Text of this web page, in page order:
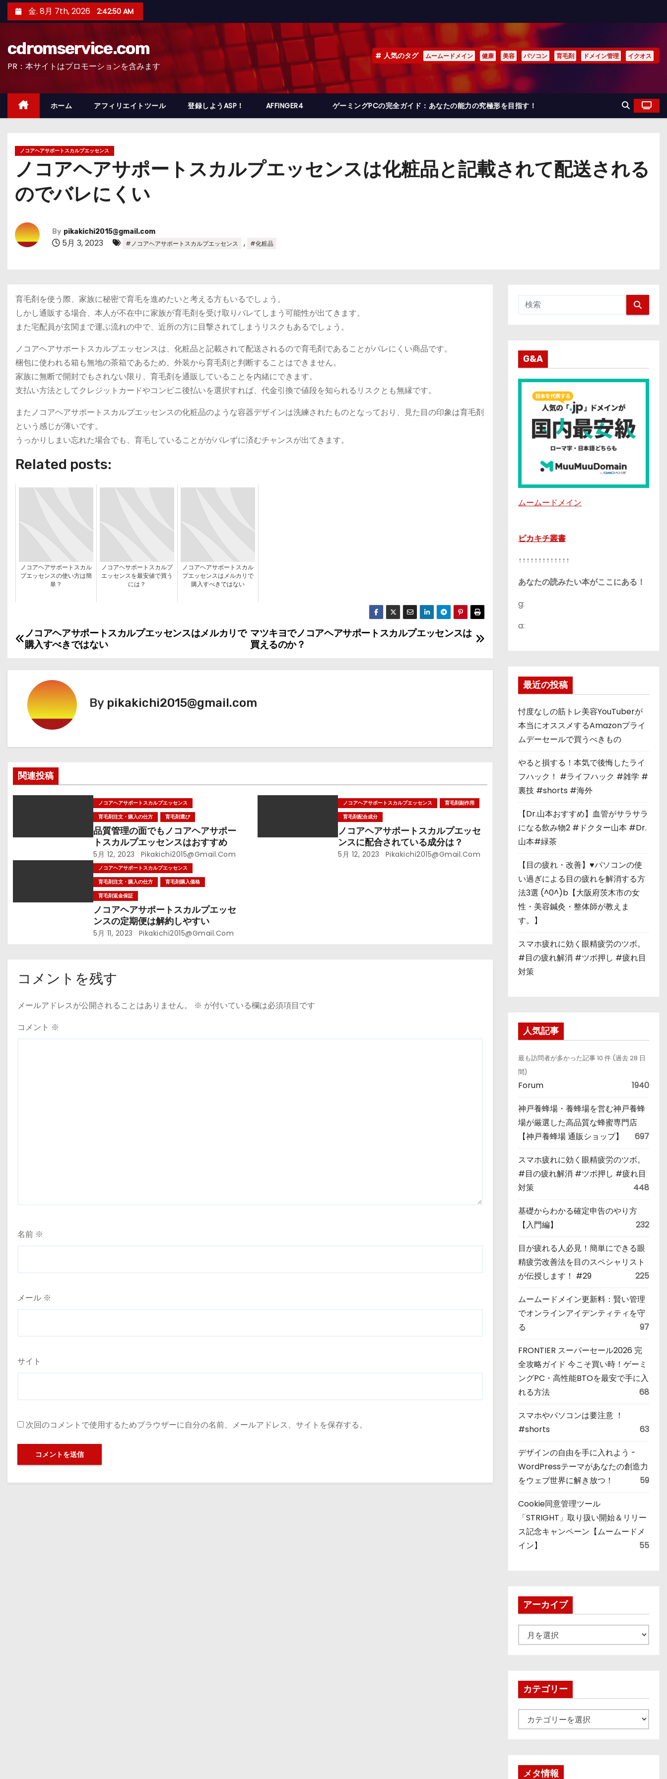
ン
ッ
金. 8月 7th, 2026 2:42:51 AM
cdromservice.com
PR：本サイトはプロモーションを含みます
人気のタグ ムームードメイン 健康 美容 パソコン 育毛剤 ドメイン管理 イクオス
ホーム アフィリエイトツール 登録しようASP！ AFFINGER4 ゲーミングPCの完全ガイド：あなたの能力の究極形を目指す！
ノコアヘアサポートスカルプエッセンス
ノコアヘアサポートスカルプエッセンスは化粧品と記載されて配送される
のでバレにくい
By pikakichi2015@gmail.com
5月 3, 2023 #ノコアヘアサポートスカルプエッセンス , #化粧品
育毛剤を使う際、家族に秘密で育毛を進めたいと考える方もいるでしょう。
しかし通販する場合、本人が不在中に家族が育毛剤を受け取りバレてしまう可能性が出てきます。
また宅配員が玄関まで運ぶ流れの中で、近所の方に目撃されてしまうリスクもあるでしょう。
ノコアヘアサポートスカルプエッセンスは、化粧品と記載されて配送されるので育毛剤であることがバレにくい商品です。
梱包に使われる箱も無地の茶箱であるため、外装から育毛剤と判断することはできません。
家族に無断で開封でもされない限り、育毛剤を通販していることを内緒にできます。
支払い方法としてクレジットカードやコンビニ後払いを選択すれば、代金引換で値段を知られるリスクとも無縁です。
またノコアヘアサポートスカルプエッセンスの化粧品のような容器デザインは洗練されたものとなっており、見た目の印象は育毛剤
という感じが薄いです。
うっかりしまい忘れた場合でも、育毛していることががバレずに済むチャンスが出てきます。
Related posts:
ノコアヘアサポートスカル
プエッセンスの使い方は簡
単？
ノコアヘサポートスカルプ
エッセンスを最安値で買う
には？
ノコアヘアサポートスカル
プエッセンスはメルカリで
購入すべきではない
投
ビ
ゲ
シ
ョ
マツキヨでノコアヘアサポートスカルプエッセンスは
買えるのか？
ノコアヘアサポートスカルプエッセンスはメルカリで
購入すべきではない
By pikakichi2015@gmail.com
関連投稿
ノコアヘアサポートスカルプエッセンス
育毛剤注文・購入の仕方
育毛剤選び
品質管理の面でもノコアヘアサポー
トスカルプエッセンスはおすすめ
5月 12, 2023 Pikakichi2015@gmail.com
ノコアヘアサポートスカルプエッセンス
育毛剤副作用
育毛剤配合成分
ノコアヘアサポートスカルプエッセ
ンスに配合されている成分は？
5月 12, 2023 Pikakichi2015@gmail.com
ノコアヘアサポートスカルプエッセンス
育毛剤注文・購入の仕方
育毛剤購入価格
育毛剤返金保証
ノコアヘアサポートスカルプエッセ
ンスの定期便は解約しやすい
5月 11, 2023 Pikakichi2015@gmail.com
コメントを残す
メールアドレスが公開されることはありません。 ※ が付いている欄は必須項目です
コメント ※
名前 ※
メール ※
サイト
次回のコメントで使用するためブラウザーに自分の名前、メールアドレス、サイトを保存する。
G&A
ムームードメイン
ピカキチ叢書
↑↑↑↑↑↑↑↑↑↑↑↑↑
あなたの読みたい本がここにある！
g:
a:
最近の投稿
忖度なしの筋トレ美容YouTuberが
本当にオススメするAmazonプライ
ムデーセールで買うべきもの
やると損する！本気で後悔したライ
フハック！ #ライフハック #雑学 #
裏技 #shorts #海外
【Dr.山本おすすめ】血管がサラサラ
になる飲み物2 #ドクター山本 #Dr.
山本#緑茶
【目の疲れ・改善】♥パソコンの使
い過ぎによる目の疲れを解消する方
法3選 (^0^)b【大阪府茨木市の女
性・美容鍼灸・整体師が教えま
す。】
スマホ疲れに効く眼精疲労のツボ。
#目の疲れ解消 #ツボ押し #疲れ目
対策
人気記事
最も訪問者が多かった記事 10 件 (過去 28 日
間)
Forum 1940
神戸養蜂場・養蜂場を営む神戸養蜂
場が厳選した高品質な蜂蜜専門店
【神戸養蜂場 通販ショップ】
697
スマホ疲れに効く眼精疲労のツボ。
#目の疲れ解消 #ツボ押し #疲れ目
対策
448
基礎からわかる確定申告のやり方
【入門編】
232
目が疲れる人必見！簡単にできる眼
精疲労改善法を目のスペシャリスト
が伝授します！ #29
225
ムームードメイン更新料：賢い管理
でオンラインアイデンティティを守
る
97
FRONTIER スーパーセール2026 完
全攻略ガイド 今こそ買い時！ゲーミ
ングPC・高性能BTOを最安で手に入
れる方法
68
スマホやパソコンは要注意 ！
#shorts
63
デザインの自由を手に入れよう -
WordPressテーマがあなたの創造力
をウェブ世界に解き放つ！
59
Cookie同意管理ツール
「STRIGHT」取り扱い開始＆リリー
ス記念キャンペーン【ムームードメ
イン】
55
アーカイブ
ー
ブカテゴリー
テ
メタ情報